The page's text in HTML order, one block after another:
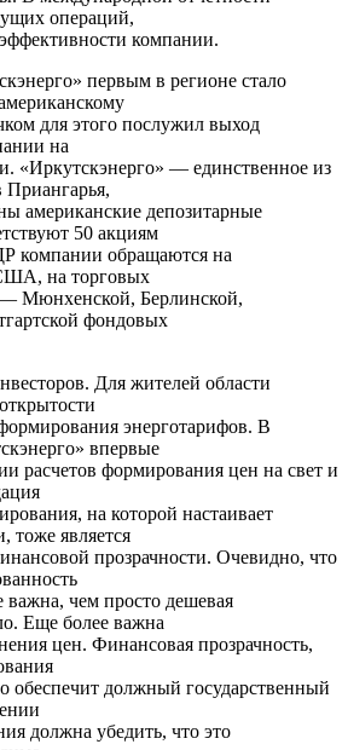
операций,
компании.
первым в регионе стало
для этого послужил выход
на
«Иркутскэнерго» — единственное из
американские депозитарные
50 акциям
компании обращаются на
на торговых
Мюнхенской, Берлинской,
фондовых
Для жителей области
энерготарифов. В
впервые
расчетов формирования цен на свет и
на которой настаивает
тоже является
прозрачности. Очевидно, что
важна, чем просто дешевая
Еще более важна
цен. Финансовая прозрачность,
обеспечит должный государственный
должна убедить, что это